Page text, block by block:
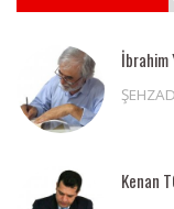
İbrahim
Kenan